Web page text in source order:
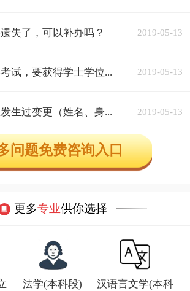
失了，可以补办吗？ 2019-05-13
试，要获得学士学位... 2019-05-13
生过变更（姓名、身... 2019-05-13
问题免费咨询入口
更多专业供你选择
法学(本科段)
汉语言文学(本科